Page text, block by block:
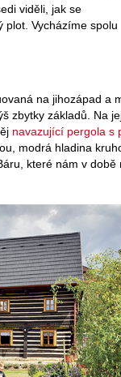
viděli, jak se
plot. Vycházíme spolu
na jihozápad a
zbytky základů. Na
navazující pergola s
modrá hladina
které nám v